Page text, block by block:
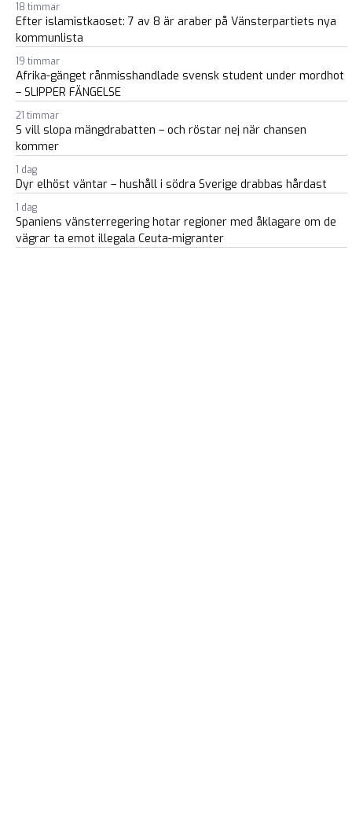
18 timmar
Efter islamistkaoset: 7 av 8 är araber på Vänsterpartiets nya
kommunlista
19 timmar
Afrika-gänget rånmisshandlade svensk student under mordhot
– SLIPPER FÄNGELSE
21 timmar
S vill slopa mängdrabatten – och röstar nej när chansen
kommer
1 dag
Dyr elhöst väntar – hushåll i södra Sverige drabbas hårdast
1 dag
Spaniens vänsterregering hotar regioner med åklagare om de
vägrar ta emot illegala Ceuta-migranter